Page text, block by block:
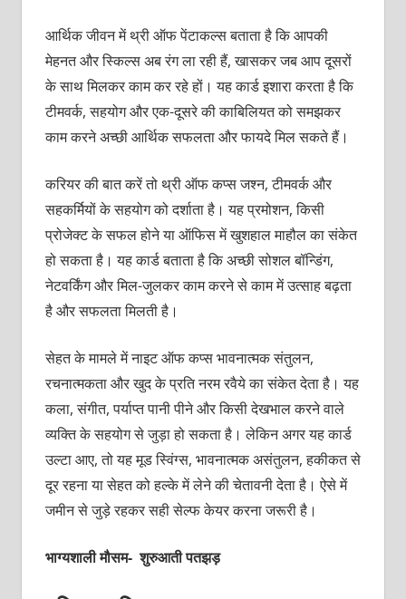
आर्थिक जीवन में थ्री ऑफ पेंटाकल्स बताता है कि आपकी
मेहनत और स्किल्स अब रंग ला रही हैं, खासकर जब आप दूसरों
के साथ मिलकर काम कर रहे हों। यह कार्ड इशारा करता है कि
टीमवर्क, सहयोग और एक-दूसरे की काबिलियत को समझकर
काम करने अच्छी आर्थिक सफलता और फायदे मिल सकते हैं।
करियर की बात करें तो थ्री ऑफ कप्स जश्न, टीमवर्क और
सहकर्मियों के सहयोग को दर्शाता है। यह प्रमोशन, किसी
प्रोजेक्ट के सफल होने या ऑफिस में खुशहाल माहौल का संकेत
हो सकता है। यह कार्ड बताता है कि अच्छी सोशल बॉन्डिंग,
नेटवर्किंग और मिल-जुलकर काम करने से काम में उत्साह बढ़ता
है और सफलता मिलती है।
सेहत के मामले में नाइट ऑफ कप्स भावनात्मक संतुलन,
रचनात्मकता और खुद के प्रति नरम रवैये का संकेत देता है। यह
कला, संगीत, पर्याप्त पानी पीने और किसी देखभाल करने वाले
व्यक्ति के सहयोग से जुड़ा हो सकता है। लेकिन अगर यह कार्ड
उल्टा आए, तो यह मूड स्विंग्स, भावनात्मक असंतुलन, हकीकत से
दूर रहना या सेहत को हल्के में लेने की चेतावनी देता है। ऐसे में
जमीन से जुड़े रहकर सही सेल्फ केयर करना जरूरी है।
भाग्यशाली मौसम- शुरुआती पतझड़